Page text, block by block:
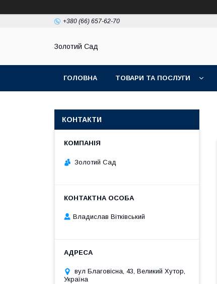
+380 (66) 657-62-70
Золотий Сад
ГОЛОВНА ТОВАРИ ТА ПОСЛУГИ
КОНТАКТИ
Золотий Сад
Владислав Вітківський
вул Благовісна, 43, Великий Хутор,
Україна